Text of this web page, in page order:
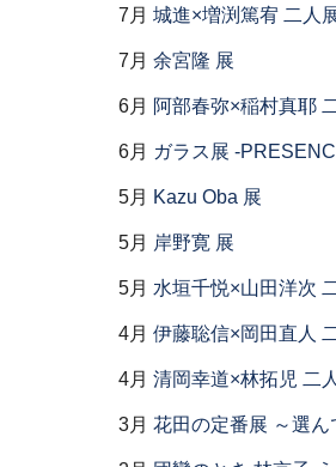
7月 城進×増渕篤宥 二人
7月 余宮隆 展
6月 阿部春弥×稲村真耶
6月 ガラス展 -
5月 Kazu Oba 展
5月 岸野寛 展
5月 水垣千悦×山田洋次
4月 伊藤聡信×岡田直人
4月 清岡幸道×林拓児 二
3月 花田の定番展 ～選